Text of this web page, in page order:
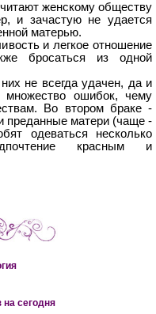
женскому обществу
и зачастую не удается
матерью.
и легкое отношение
бросаться из одной
не всегда удачен, да и
ошибок, чему
Во втором браке -
преданные матери (чаще -
одеваться несколько
красным и
на сегодня